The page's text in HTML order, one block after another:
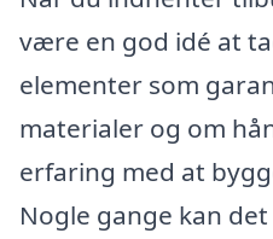
være en god idé at
elementer som
materialer og om
erfaring med at
Nogle gange kan